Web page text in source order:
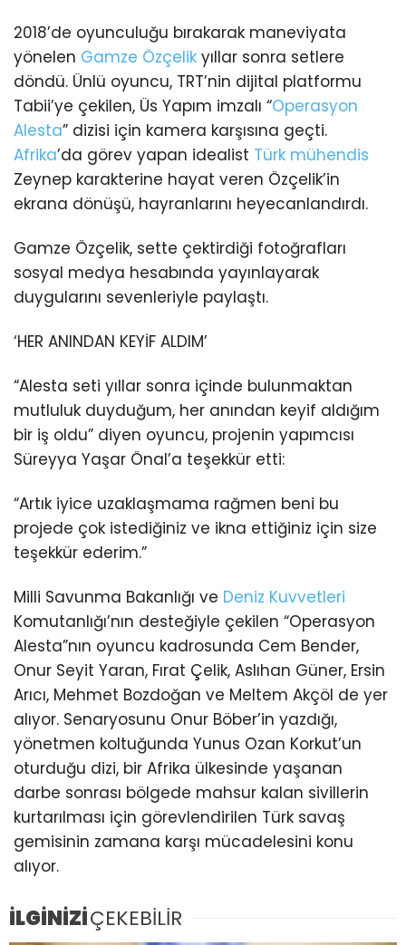
2018’de oyunculuğu bırakarak maneviyata
yönelen Gamze Özçelik yıllar sonra setlere
döndü. Ünlü oyuncu, TRT’nin dijital platformu
Tabii’ye çekilen, Üs Yapım imzalı “Operasyon
Alesta” dizisi için kamera karşısına geçti.
Afrika’da görev yapan idealist Türk mühendis
Zeynep karakterine hayat veren Özçelik’in
ekrana dönüşü, hayranlarını heyecanlandırdı.
Gamze Özçelik, sette çektirdiği fotoğrafları
sosyal medya hesabında yayınlayarak
duygularını sevenleriyle paylaştı.
‘HER ANINDAN KEYİF ALDIM’
“Alesta seti yıllar sonra içinde bulunmaktan
mutluluk duyduğum, her anından keyif aldığım
bir iş oldu” diyen oyuncu, projenin yapımcısı
Süreyya Yaşar Önal’a teşekkür etti:
“Artık iyice uzaklaşmama rağmen beni bu
projede çok istediğiniz ve ikna ettiğiniz için size
teşekkür ederim.”
Milli Savunma Bakanlığı ve Deniz Kuvvetleri
Komutanlığı’nın desteğiyle çekilen “Operasyon
Alesta”nın oyuncu kadrosunda Cem Bender,
Onur Seyit Yaran, Fırat Çelik, Aslıhan Güner, Ersin
Arıcı, Mehmet Bozdoğan ve Meltem Akçöl de yer
alıyor. Senaryosunu Onur Böber’in yazdığı,
yönetmen koltuğunda Yunus Ozan Korkut’un
oturduğu dizi, bir Afrika ülkesinde yaşanan
darbe sonrası bölgede mahsur kalan sivillerin
kurtarılması için görevlendirilen Türk savaş
gemisinin zamana karşı mücadelesini konu
alıyor.
İLGİNİZİÇEKEBİLİR